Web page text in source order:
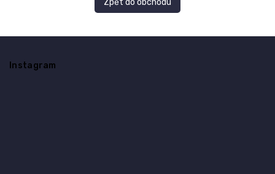
Zpět do obchodu
Instagram